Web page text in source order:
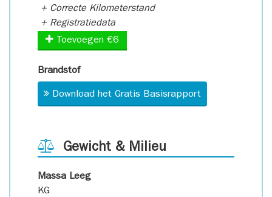
+ Correcte Kilometerstand
+ Registratiedata
Toevoegen €6
Brandstof
Download het Gratis Basisrapport
Gewicht & Milieu
Massa Leeg
KG